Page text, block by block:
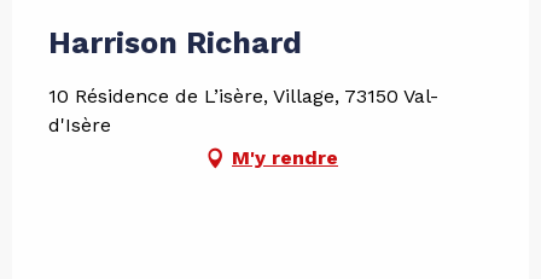
Harrison Richard
10 Résidence de L’isère, Village, 73150 Val-
d'Isère
M'y rendre